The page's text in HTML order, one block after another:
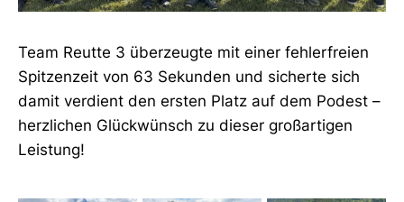
Team Reutte 3 überzeugte mit einer fehlerfreien
Spitzenzeit von 63 Sekunden und sicherte sich
damit verdient den ersten Platz auf dem Podest –
herzlichen Glückwünsch zu dieser großartigen
Leistung!